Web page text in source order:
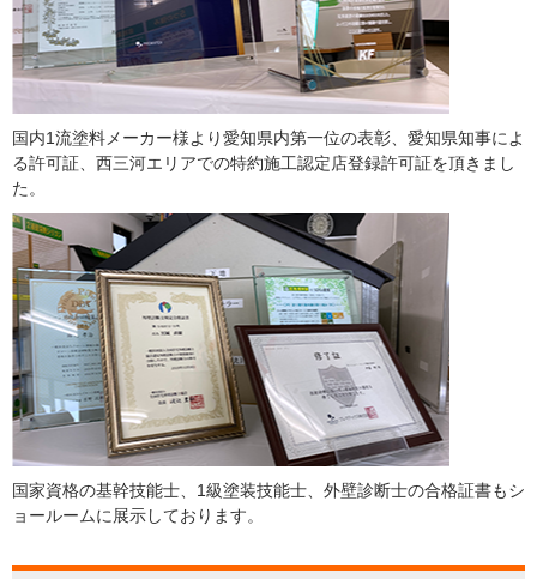
国内1流塗料メーカー様より愛知県内第一位の表彰、愛知県知事によ
る許可証、西三河エリアでの特約施工認定店登録許可証を頂きまし
た。
国家資格の基幹技能士、1級塗装技能士、外壁診断士の合格証書もシ
ョールームに展示しております。